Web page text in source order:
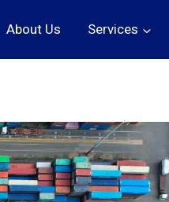
About Us Services